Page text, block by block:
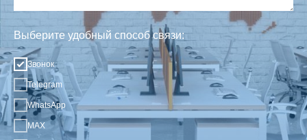
Выберите удобный способ связи:
Звонок
Telegram
WhatsApp
MAX